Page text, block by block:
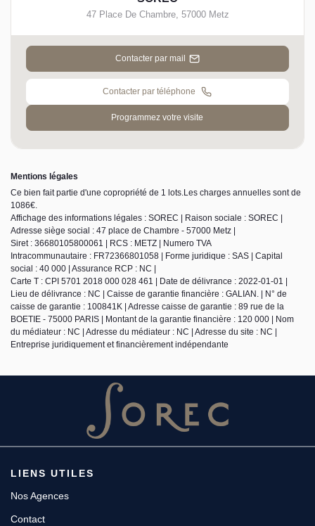
47 Place De Chambre, 57000 Metz
Contacter par mail
Contacter par téléphone
Programmez votre visite
Mentions légales
Ce bien fait partie d'une copropriété de 1 lots.Les charges annuelles sont de
1086€.
Affichage des informations légales : SOREC | Raison sociale : SOREC |
Adresse siège social : 47 place de Chambre - 57000 Metz |
Siret : 36680105800061 | RCS : METZ | Numero TVA
Intracommunautaire : FR72366801058 | Forme juridique : SAS | Capital
social : 40 000 | Assurance RCP : NC |
Carte T : CPI 5701 2018 000 028 461 | Date de délivrance : 2022-01-01 |
Lieu de délivrance : NC | Caisse de garantie financière : GALIAN. | N° de
caisse de garantie : 100841K | Adresse caisse de garantie : 89 rue de la
BOETIE - 75000 PARIS | Montant de la garantie financière : 120 000 | Nom
du médiateur : NC | Adresse du médiateur : NC | Adresse du site : NC |
Entreprise juridiquement et financièrement indépendante
LIENS UTILES
Nos Agences
Contact